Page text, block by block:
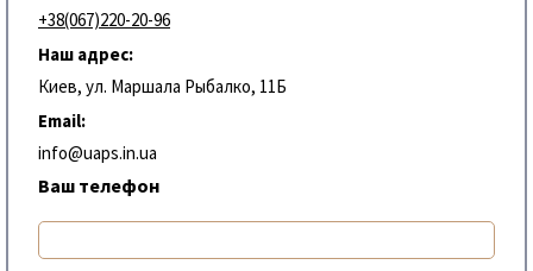
+38(067)220-20-96
Наш адрес:
Киев, ул. Маршала Рыбалко, 11Б
Email:
info@uaps.in.ua
Ваш телефон